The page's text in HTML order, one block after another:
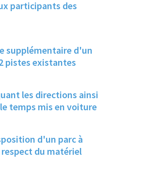
participants des
supplémentaire d'un
pistes existantes
les directions ainsi
temps mis en voiture
d'un parc à
du matériel